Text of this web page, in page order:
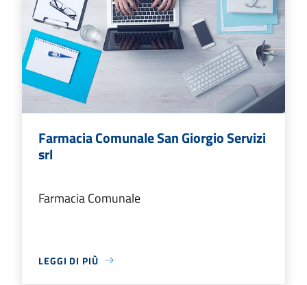
Farmacia Comunale San Giorgio Servizi
srl
Farmacia Comunale
LEGGI DI PIÙ